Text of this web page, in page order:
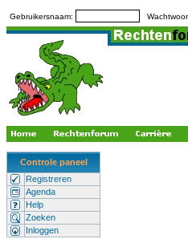
Gebruikersnaam:
Controle paneel
Registreren
Agenda
Help
Zoeken
Inloggen